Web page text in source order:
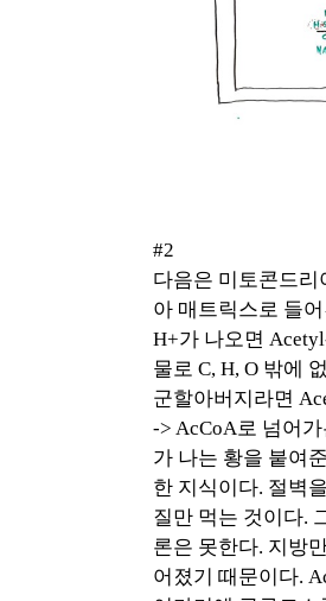
#2
다음은 미토콘드리
아 매트릭스로 들
H+가 나오면
물로 C, H, O 밖에
군할아버지라면
-> AcCoA 로 넘어
가 나는 황을 붙여
한 지식이다. 절벽
질만 먹는 것이다.
론은 못한다. 지방
어졌기 때문이다.